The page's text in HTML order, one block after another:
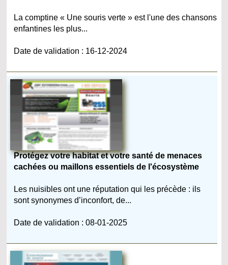
La comptine « Une souris verte » est l'une des chansons
enfantines les plus...
Date de validation : 16-12-2024
Protégez votre habitat et votre santé de menaces
cachées ou maillons essentiels de l'écosystème
Les nuisibles ont une réputation qui les précède : ils
sont synonymes d’inconfort, de...
Date de validation : 08-01-2025